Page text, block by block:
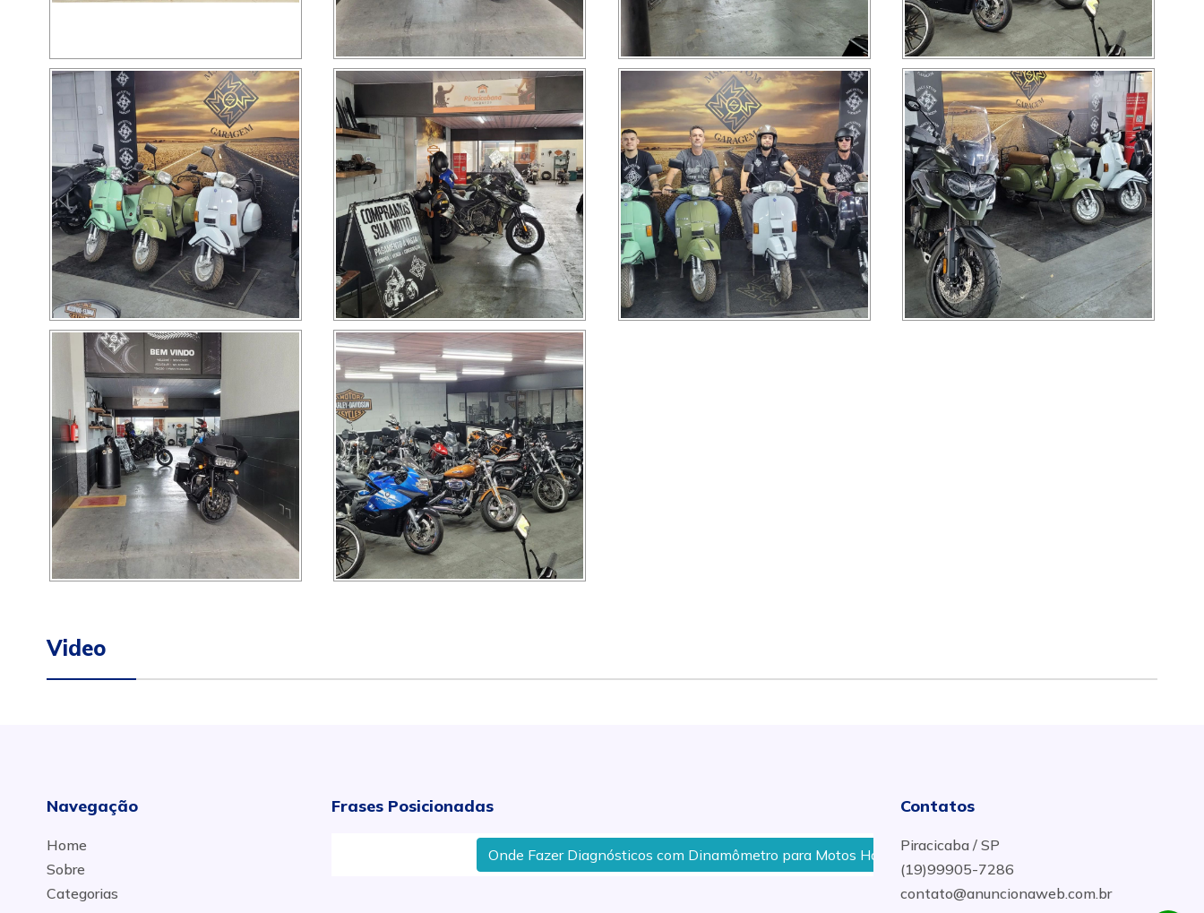
Video
Navegação
Home
Sobre
Categorias
Frases Posicionadas
Onde Fazer Diagnósticos com Dinamômetro para Motos Harley Davidson em Americana
Contatos
Piracicaba / SP
(19)99905-7286
contato@anuncionaweb.com.br